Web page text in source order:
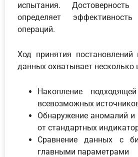
испытания. Достоверность
определяет
операций.
Ход принятия
данных охватывает несколько
Накопление
всевозможных
Обнаружение аномалий и
от стандартных
Сравнение данных с
главными параметрами